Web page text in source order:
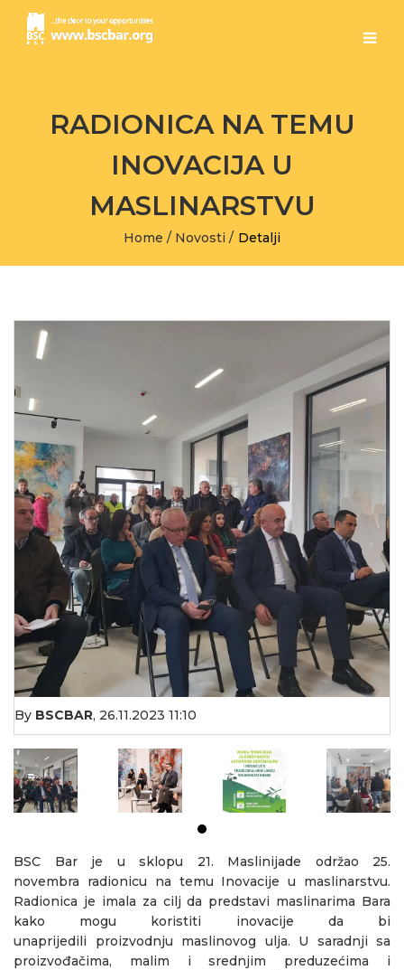
RADIONICA NA TEMU
INOVACIJA U
MASLINARSTVU
Home / Novosti / Detalji
By BSCBAR, 26.11.2023 11:10
BSC Bar je u sklopu 21. Maslinijade održao 25.
novembra radionicu na temu Inovacije u maslinarstvu.
Radionica je imala za cilj da predstavi maslinarima Bara
kako mogu koristiti inovacije da bi
unaprijedili proizvodnju maslinovog ulja. U saradnji sa
proizvođačima, malim i srednjim preduzećima i